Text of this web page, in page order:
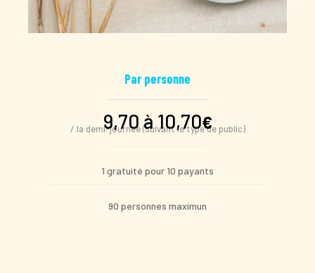
Par personne
9,70 à 10,70€
/ la demi-journée (suivant le type de public)
1 gratuité pour 10 payants
90 personnes maximun